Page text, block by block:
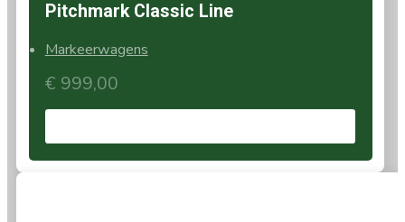
Pitchmark Classic Line
Markeerwagens
€ 999,00